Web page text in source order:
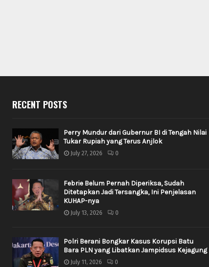
RECENT POSTS
Perry Mundur dari Gubernur BI di Tengah Nilai
Tukar Rupiah yang Terus Anjlok
July 27, 2026 0
Febrie Belum Pernah Diperiksa, Sudah
Ditetapkan Jadi Tersangka, Ini Penjelasan
KUHAP-nya
July 13, 2026 0
Polri Berani Bongkar Kasus Korupsi Batu
Bara PLN yang Libatkan Jampidsus Kejagung
July 11, 2026 0